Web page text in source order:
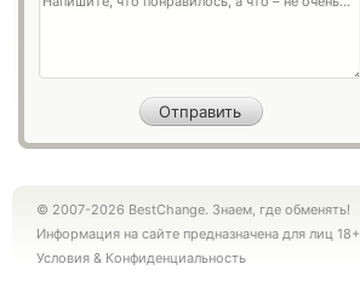
© 2007-2026 BestChange. Знаем, где обменять!
Информация на сайте предназначена для лиц 18+
Условия & Конфиденциальность